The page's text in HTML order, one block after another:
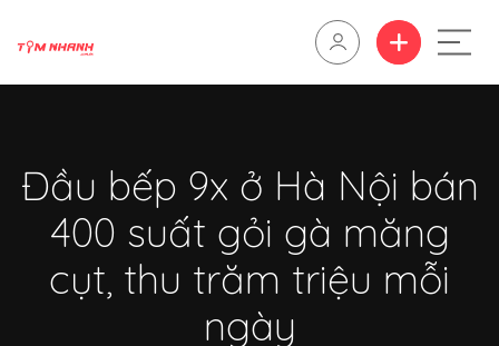
Đầu bếp 9x ở Hà Nội bán
400 suất gỏi gà măng
cụt, thu trăm triệu mỗi
ngày